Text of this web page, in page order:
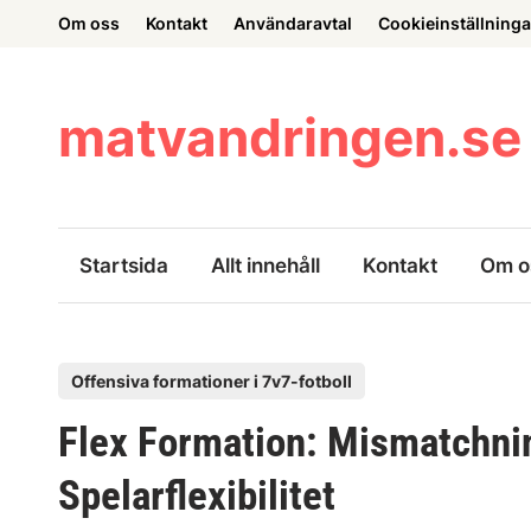
Om oss Kontakt Användaravtal
matvandringen.se
Startsida Allt innehåll Kontakt Om
s
t
e
Offensiva formationer i 7v7-fotboll
Flex Formation:
Spelarflexibilitet